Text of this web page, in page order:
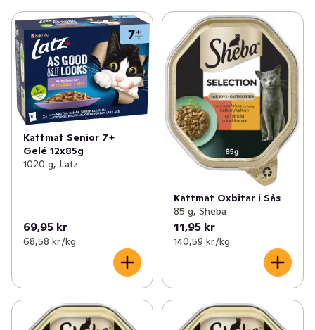
Kattmat Senior 7+
Gelé 12x85g
1020 g, Latz
69,95 kr
68,58 kr /kg
Kattmat Oxbitar i Sås
85 g, Sheba
11,95 kr
140,59 kr /kg